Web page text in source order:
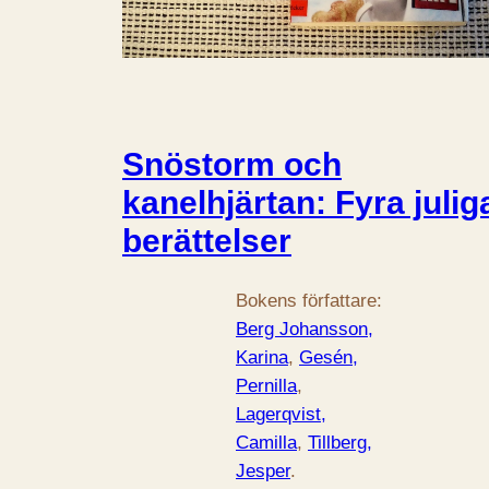
Snöstorm och
kanelhjärtan: Fyra
berättelser
Bokens författare:
Berg Johansson,
Karina, Gesén,
Pernilla
Lagerqvist,
Camilla, Tillberg,
Jesper.